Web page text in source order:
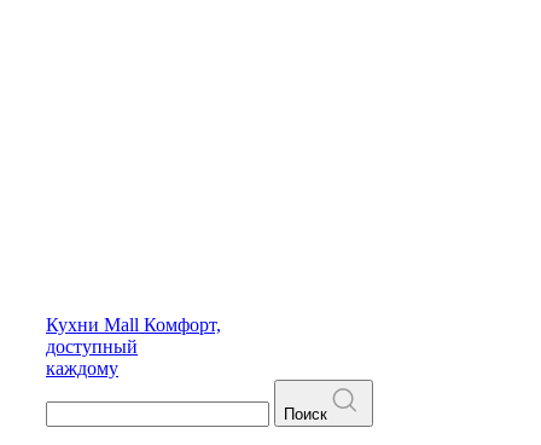
Кухни Mall Комфорт,
доступный
каждому
Поиск